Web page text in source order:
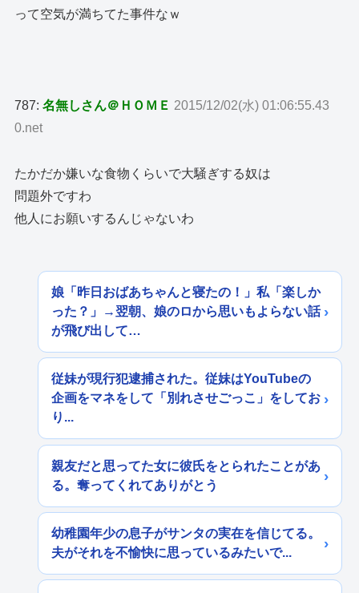
って空気が満ちてた事件なｗ
787:名無しさん＠ＨＯＭＥ 2015/12/02(水) 01:06:55.43
0.net
たかだか嫌いな食物くらいで大騒ぎする奴は
問題外ですわ
他人にお願いするんじゃないわ
娘「昨日おばあちゃんと寝たの！」私「楽しか
った？」→翌朝、娘のロから思いもよらない話
が飛び出して…
従妹が現行犯逮捕された。従妹はYouTubeの
企画をマネをして「別れさせごっこ」をしてお
り...
親友だと思ってた女に彼氏をとられたことがあ
る。奪ってくれてありがとう
幼稚園年少の息子がサンタの実在を信じてる。
夫がそれを不愉快に思っているみたいで...